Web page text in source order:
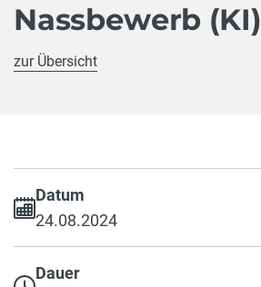
Nassbewerb (KI)
zur Übersicht
Datum
24.08.2024
Dauer